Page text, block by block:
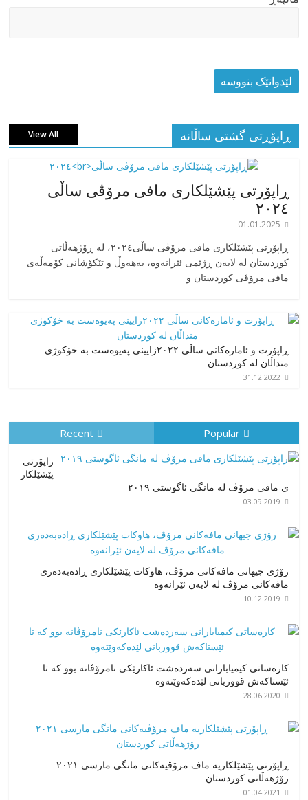
ڕاپۆڕتی گشتی ساڵانه View All
ڕاپۆرتی پێشێلکاری مافی مرۆڤی ساڵی
٢٠٢٤
01.01.2025
‎ڕاپۆرتی پێشێلکاری مافی مرۆڤی ساڵی٢٠٢٤، له ڕۆژهەڵاتی
کوردستان له لایەن ڕژێمی ئێرانەوە، بە‎هەوڵ و تێکۆشانی کۆمەڵەی
مافی مرۆڤی کوردستان و
ڕاپۆرت و ئامارەکانی ساڵی ٢٠٢٢زایینی پەیوەست بە خۆکوژی
منداڵان لە کوردستان
31.12.2022
Popular
Recent
راپۆرتی
پێشێلكار
ی مافی مرۆڤ له‌ مانگی ئاگوستی ٢٠١٩
03.09.2019
رۆژی جیهانی مافەکانی مرۆڤ، هاوکات پێشێلکاری ڕادەبەدەری
مافەکانی مرۆڤ لە لایەن ئێرانەوە
10.12.2019
کارەساتی کیمیابارانی سەردەشت ئاکارێکی نامرۆڤانە بوو کە تا
ئێستاکەش قووربانی لێدەکەوێتەوە
28.06.2020
ڕاپۆرتی پێشێلکاریە ماف مرۆڤیەکانی مانگی مارسی ٢٠٢١
رۆژهەڵاتی کوردستان
01.04.2021